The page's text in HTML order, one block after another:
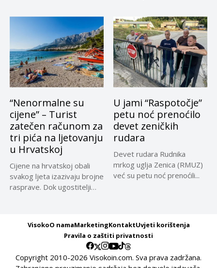
“Nenormalne su
cijene” – Turist
zatečen računom za
tri pića na ljetovanju
u Hrvatskoj
Cijene na hrvatskoj obali
svakog ljeta izazivaju brojne
rasprave. Dok ugostitelji
U jami “Raspotočje”
petu noć prenoćilo
devet zeničkih
rudara
Devet rudara Rudnika
mrkog uglja Zenica (RMUZ)
već su petu noć prenoćili...
VisokoO namaMarketingKontaktUvjeti korištenja
Pravila o zaštiti privatnosti
Copyright 2010-2026 Visokoin.com. Sva prava zadržana.